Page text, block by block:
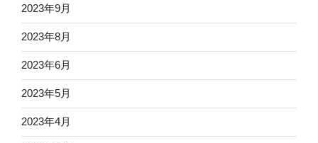
2023年9月
2023年8月
2023年6月
2023年5月
2023年4月